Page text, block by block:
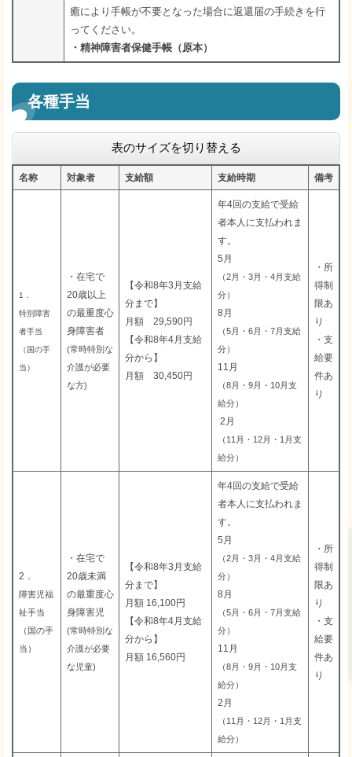
癒により手帳が不要となった場合に返還届の手続きを行
ってください。
・精神障害者保健手帳（原本）
各種手当
表のサイズを切り替える
名称 対象者 支給額 支給時期 備考
1．
特別障害
者手当
（国の手
当）
・在宅で
20歳以上
の最重度心
身障害者
(常時特別な
介護が必要
な方)
【令和8年3月支給
分まで】
月額 29,590​円
【令和8年4月支給
分から】
月額 30,450円
年4回の支給で受給
者本人に支払われま
す。
5月
（2月・3月・4月支給
分）
8月
（5月・6月・7月支給
分）
11月
（8月・9月・10月支
給分）
2月
（11月・12月・1月支
給分）
・所
得制
限あ
り
・支
給要
件あ
り
2．
障害児福
祉手当
（国の手
当）
・在宅で
20歳未満
の最重度心
身障害児
(常時特別な
介護が必要
な児童)
【令和8年3月支給
分まで】
月額 16,100円
【令和8年4月支給
分から】
月額 16,560円
年4回の支給で受給
者本人に支払われま
す。
5月
（2月・3月・4月支給
分）
8月
（5月・6月・7月支給
分）
11月
（8月・9月・10月支
給分）
2月
（11月・12月・1月支
給分）
・所
得制
限あ
り
・支
給要
件あ
り